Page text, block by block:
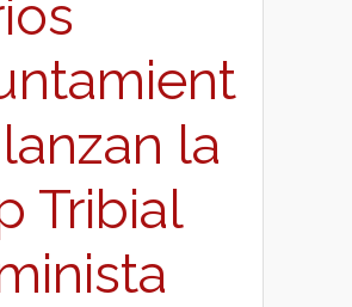
la
Tribial